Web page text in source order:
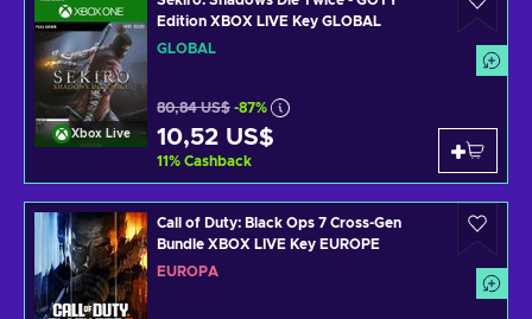
Xbox Live
Edition XBOX LIVE Key GLOBAL
GLOBAL
80,84 US$ -87%
10,52 US$
11% Cashback
Call of Duty: Black Ops 7 Cross-Gen
Bundle XBOX LIVE Key EUROPE
EUROPA